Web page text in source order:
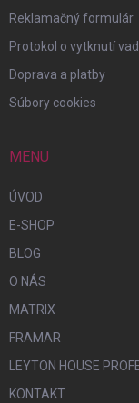
Reklamačný formulár
Protokol o vytknutí
Doprava a platby
Súbory cookies
MENU
ÚVOD
E-SHOP
BLOG
O NÁS
MATRIX
FRAMAR
LEYTON HOUSE
KONTAKT